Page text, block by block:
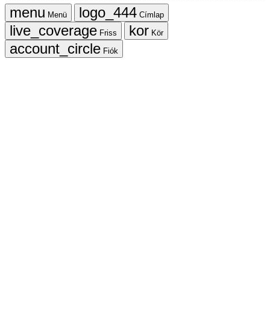
Menü
Címlap
Friss
Kör
Fiók